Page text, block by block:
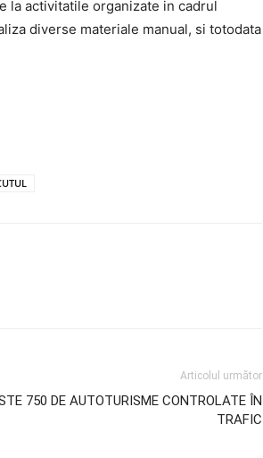
la activitatile organizate in cadrul
diverse materiale manual, si totodata
Articolul următor
750 DE AUTOTURISME CONTROLATE ÎN
TRAFIC